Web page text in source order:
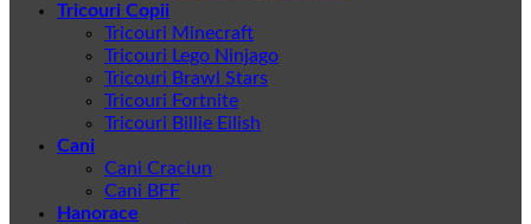
Tricouri Copii
Tricouri Minecraft
Tricouri Lego Ninjago
Tricouri Brawl Stars
Tricouri Fortnite
Tricouri Billie Eilish
Cani
Cani Craciun
Cani BFF
Hanorace